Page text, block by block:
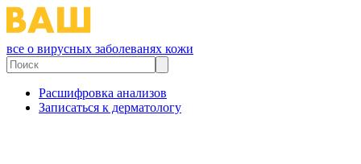
все о вирусных заболеванях кожи
Расшифровка анализов
Записаться к дерматологу